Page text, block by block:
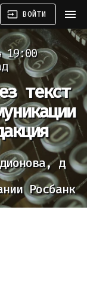
input ВОЙТИ menu
19:00
текст
д
Росбанк